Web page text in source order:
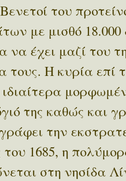
του
με μισθό
να έχει μαζί του
τους. Η κυρία
της καθώς και
την
του 1685, η
στη νησίδα